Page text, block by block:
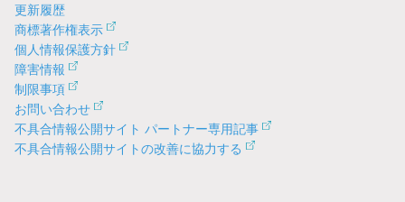
更新履歴
商標著作権表示
個人情報保護方針
障害情報
制限事項
お問い合わせ
不具合情報公開サイト パートナー専用記事
不具合情報公開サイトの改善に協力する